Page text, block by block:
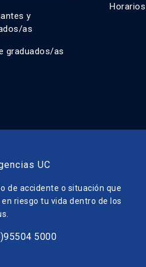
y
as
graduados/as
UC
de accidente o situación que
riesgo tu vida dentro de los
5000